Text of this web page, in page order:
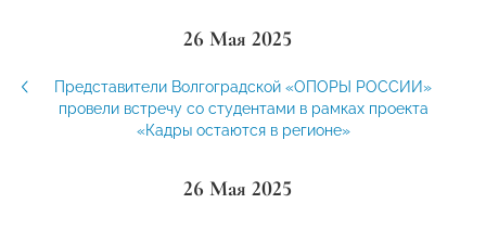
26 Мая 2025
Представители Волгоградской «ОПОРЫ РОССИИ»
провели встречу со студентами в рамках проекта
«Кадры остаются в регионе»
26 Мая 2025